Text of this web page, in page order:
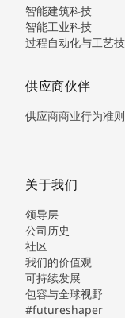
智能建筑科技
智能工业科技
过程自动化与工艺
供应商伙伴
供应商商业行为准则
关于我们
领导层
公司历史
社区
我们的价值观
可持续发展
包容与全球视野
#futureshaper